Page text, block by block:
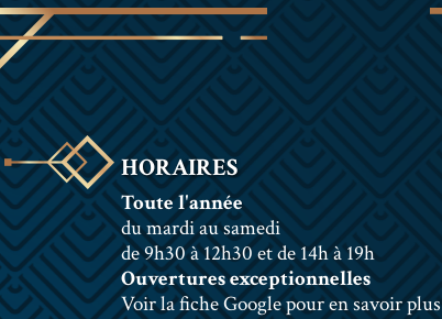
HORAIRES
Toute l'année
du mardi au samedi
de 9h30 à 12h30 et de 14h à 19h
Ouvertures exceptionnelles
Voir la fiche Google pour en savoir plus